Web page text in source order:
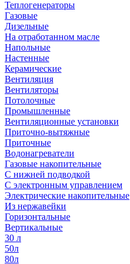
Теплогенераторы
Газовые
Дизельные
На отработанном масле
Напольные
Настенные
Керамические
Вентиляция
Вентиляторы
Потолочные
Промышленные
Вентиляционные установки
Приточно-вытяжные
Приточные
Водонагреватели
Газовые накопительные
С нижней подводкой
С электронным управлением
Электрические накопительные
Из нержавейки
Горизонтальные
Вертикальные
30 л
50л
80л